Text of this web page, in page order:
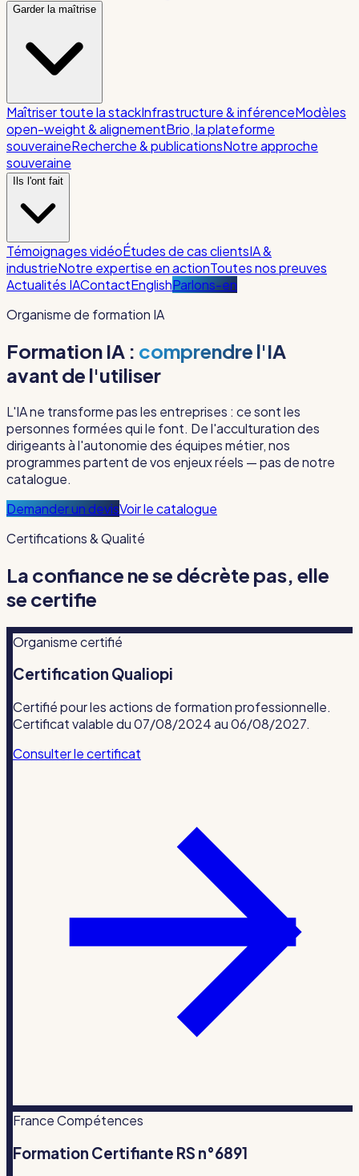
Garder la maîtrise
Maîtriser toute la stackInfrastructure & inférenceModèles
open-weight & alignementBrio, la plateforme
souveraineRecherche & publicationsNotre approche
souveraine
Ils l'ont fait
Témoignages vidéoÉtudes de cas clientsIA &
industrieNotre expertise en actionToutes nos preuves
Actualités IAContactEnglishParlons-en
Organisme de formation IA
Formation IA : comprendre l'IA
avant de l'utiliser
L'IA ne transforme pas les entreprises : ce sont les
personnes formées qui le font. De l'acculturation des
dirigeants à l'autonomie des équipes métier, nos
programmes partent de vos enjeux réels — pas de notre
catalogue.
Demander un devisVoir le catalogue
Certifications & Qualité
La confiance ne se décrète pas, elle
se certifie
Organisme certifié
Certification Qualiopi
Certifié pour les actions de formation professionnelle.
Certificat valable du 07/08/2024 au 06/08/2027.
Consulter le certificat
France Compétences
Formation Certifiante RS n°6891